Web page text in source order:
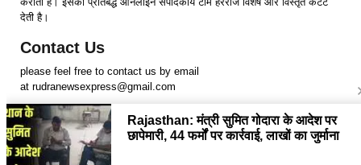
देती है।
Contact Us
please feel free to contact us by email
at rudranewsexpress@gmail.com
Follow Us